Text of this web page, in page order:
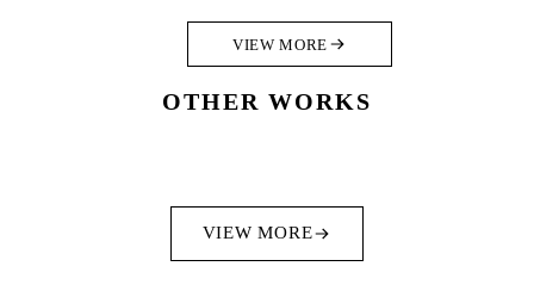
VIEW MORE
OTHER WORKS
VIEW MORE